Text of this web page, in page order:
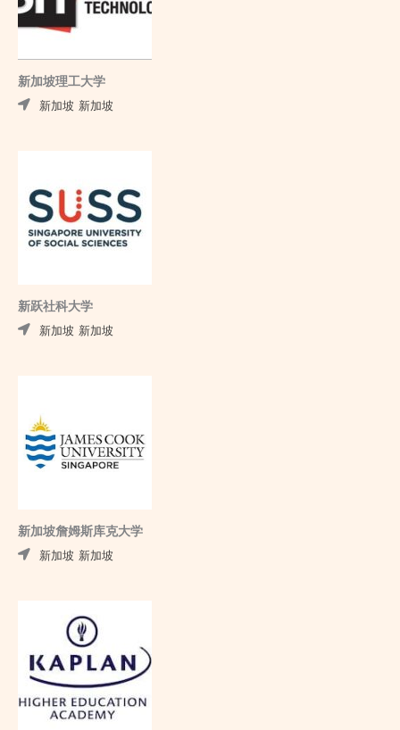
新加坡理工大学
新加坡 新加坡
新跃社科大学
新加坡 新加坡
新加坡詹姆斯库克大学
新加坡 新加坡